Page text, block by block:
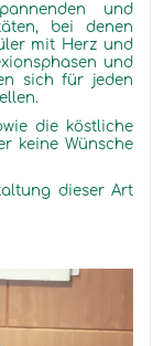
und
bei denen
mit Herz und
und
sich für jeden
die köstliche
keine Wünsche
dieser Art